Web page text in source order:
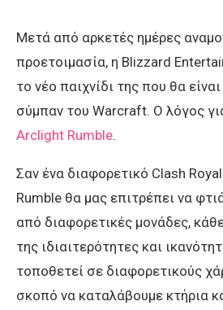
Μετά από αρκετές ημέρες
προετοιμασία, η Blizzard
το νέο παιχνίδι της που θα
σύμπαν του Warcraft. Ο λόγος
Arclight Rumble.
Σαν ένα διαφορετικό Clash
Rumble θα μας επιτρέπει να
από διαφορετικές μονάδες,
της ιδιαιτερότητες και
τοποθετεί σε διαφορετικούς
σκοπό να καταλάβουμε κτήρια